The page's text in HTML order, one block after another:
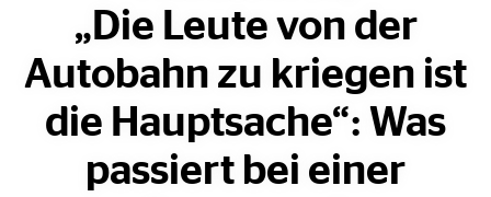
„Die Leute von der
Autobahn zu kriegen ist
die Hauptsache“: Was
passiert bei einer